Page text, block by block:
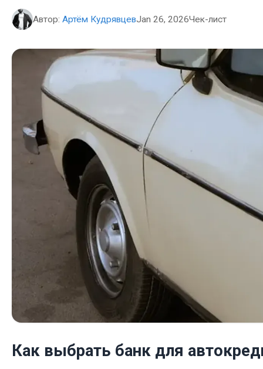
Автор: Артём КудрявцевJan 26, 2026Чек-лист
Как выбрать банк для